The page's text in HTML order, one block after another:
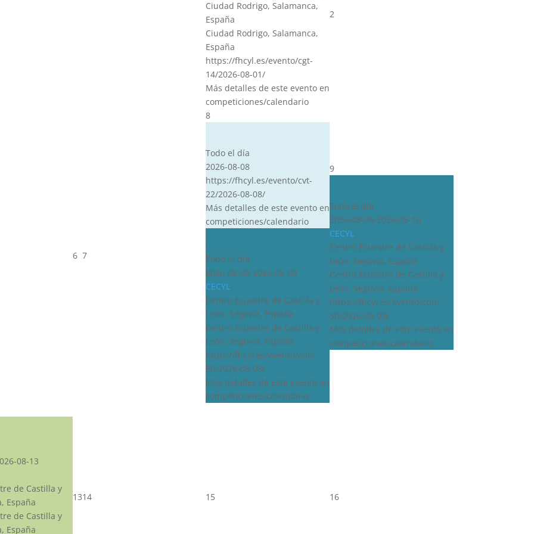
Ciudad Rodrigo, Salamanca,
España
Ciudad Rodrigo, Salamanca,
España
https://fhcyl.es/evento/cgt-
14/2026-08-01/
Más detalles de este evento en
competiciones/calendario
2
6 7
8
Todo el día
2026-08-08
https://fhcyl.es/evento/cvt-
22/2026-08-08/
Más detalles de este evento en
competiciones/calendario
Todo el día
2026-08-08-2026-08-09
CECYL
Centro Ecuestre de Castilla y
León, Segovia, España
Centro Ecuestre de Castilla y
León, Segovia, España
https://fhcyl.es/evento/cdn-
50/2026-08-08/
Más detalles de este evento en
competiciones/calendario
9
Todo el día
2026-08-09-2026-08-10
CECYL
Centro Ecuestre de Castilla y
León, Segovia, España
Centro Ecuestre de Castilla y
León, Segovia, España
https://fhcyl.es/evento/cdn-
50/2026-08-09/
Más detalles de este evento en
competiciones/calendario
08-13
de Castilla y
España
de Castilla y
España
1314 15 16